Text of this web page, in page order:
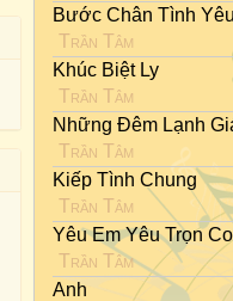
Bước Chân Tình Yêu
Trần Tâm
Khúc Biệt Ly
Trần Tâm
Những Đêm Lạnh
Trần Tâm
Kiếp Tình Chung
Trần Tâm
Yêu Em Yêu Trọn
Trần Tâm
Anh